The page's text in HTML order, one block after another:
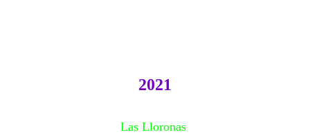
2021
Las Lloronas